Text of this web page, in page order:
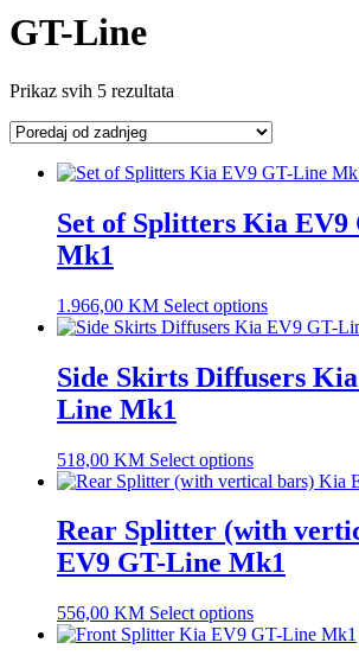
GT-Line
Prikaz svih 5 rezultata
Set of Splitters Kia EV9
Mk1
1.966,00 KM Select options
Side Skirts Diffusers
Line Mk1
518,00 KM Select options
Rear Splitter (with
EV9 GT-Line Mk1
556,00 KM Select options